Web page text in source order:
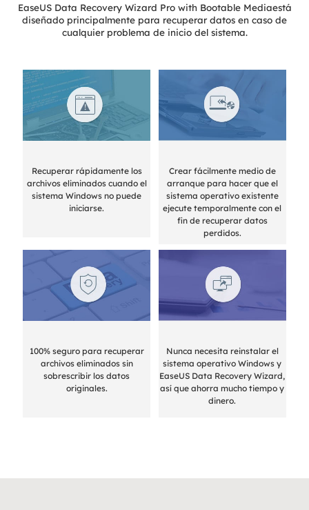
EaseUS Data Recovery Wizard Pro with Bootable Mediaestá
diseñado principalmente para recuperar datos en caso de
cualquier problema de inicio del sistema.
Recuperar rápidamente los
archivos eliminados cuando el
sistema Windows no puede
iniciarse.
Crear fácilmente medio de
arranque para hacer que el
sistema operativo existente
ejecute temporalmente con el
fin de recuperar datos
perdidos.
100% seguro para recuperar
archivos eliminados sin
sobrescribir los datos
originales.
Nunca necesita reinstalar el
sistema operativo Windows y
EaseUS Data Recovery Wizard,
así que ahorra mucho tiempo y
dinero.